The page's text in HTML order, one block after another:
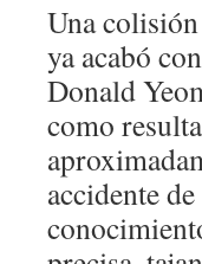
Una
ya acabó
Donald
como
accidente